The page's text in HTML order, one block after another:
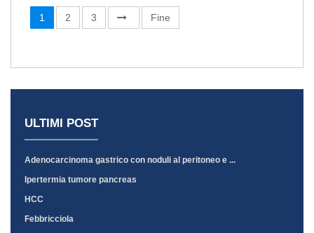
1 2 3 Fine
ULTIMI POST
Adenocarcinoma gastrico con noduli al peritoneo e ...
Ipertermia tumore pancreas
HCC
Febbricciola